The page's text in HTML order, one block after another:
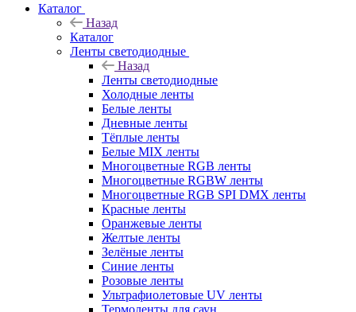
Каталог
Назад
Каталог
Ленты светодиодные
Назад
Ленты светодиодные
Холодные ленты
Белые ленты
Дневные ленты
Тёплые ленты
Белые MIX ленты
Многоцветные RGB ленты
Многоцветные RGBW ленты
Многоцветные RGB SPI DMX ленты
Красные ленты
Оранжевые ленты
Желтые ленты
Зелёные ленты
Синие ленты
Розовые ленты
Ультрафиолетовые UV ленты
Термоленты для саун